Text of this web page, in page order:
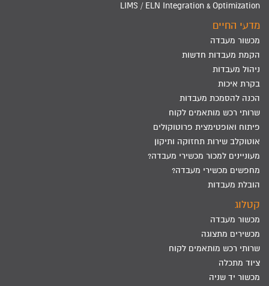
LIMS / ELN Integration & Optimization
מדעי החיים
מכשור מעבדה
הקמת מעבדות חדשות
ניהול מעבדות
בקרת איכות
הכנה להסמכת מעבדות
שרותי רכש מותאמים לקוח
פיתוח ואופטימצית פרוטוקולים
אוטוקלב שירות תחזוקה ותיקון
מעוניינים למכור מכשירי מעבדה?
מחפשים מכשירי מעבדה?
הובלת מעבדות
קטלוג
מכשור מעבדה
מכשירים מתצוגה
שרותי רכש מותאמים לקוח
ציוד מתכלה
מכשור יד שניה